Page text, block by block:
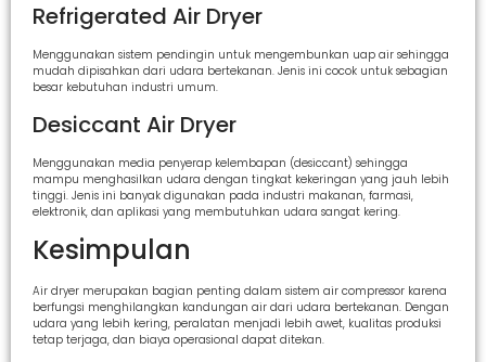
Refrigerated Air Dryer
Menggunakan sistem pendingin untuk mengembunkan uap air sehingga
mudah dipisahkan dari udara bertekanan. Jenis ini cocok untuk sebagian
besar kebutuhan industri umum.
Desiccant Air Dryer
Menggunakan media penyerap kelembapan (desiccant) sehingga
mampu menghasilkan udara dengan tingkat kekeringan yang jauh lebih
tinggi. Jenis ini banyak digunakan pada industri makanan, farmasi,
elektronik, dan aplikasi yang membutuhkan udara sangat kering.
Kesimpulan
Air dryer merupakan bagian penting dalam sistem air compressor karena
berfungsi menghilangkan kandungan air dari udara bertekanan. Dengan
udara yang lebih kering, peralatan menjadi lebih awet, kualitas produksi
tetap terjaga, dan biaya operasional dapat ditekan.